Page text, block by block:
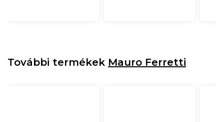
További termékek Mauro Ferretti